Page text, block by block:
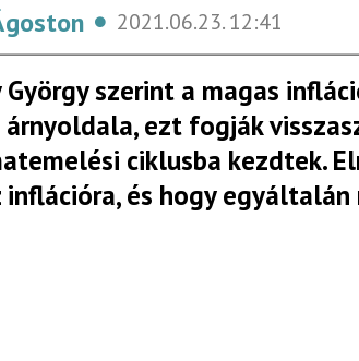
2021.06.23.12:41
szerint a magas
ezt fogják
ciklusba kezdtek.
inflációra, és hogy